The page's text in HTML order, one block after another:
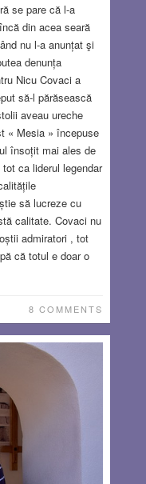
se pare că l-a
din acea seară
nu l-a anunțat şi
denunța
Nicu Covaci a
să-l părăsească
aveau ureche
« Mesia » începuse
însoțit mai ales de
ca liderul legendar
să lucreze cu
calitate. Covaci nu
admiratori , tot
că totul e doar o
8 COMMENTS